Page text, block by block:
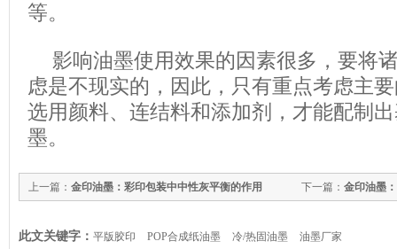
等。
影响油墨使用效果的因素很多，要将
虑是不现实的，因此，只有重点考虑主
选用颜料、连结料和添加剂，才能配制
墨。
下一篇： 金印油墨
上一篇： 金印油墨：彩印包装中中性灰平衡的作用
此文关键字： 平版胶印 POP合成纸油墨 冷/热固油墨 油墨厂家